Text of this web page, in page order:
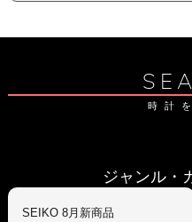
時計
ジャンル・
SEIKO 8月新商品